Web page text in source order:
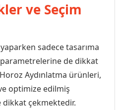
ve Seçim
sadece tasarıma
de dikkat
Aydınlatma ürünleri,
optimize edilmiş
çekmektedir.